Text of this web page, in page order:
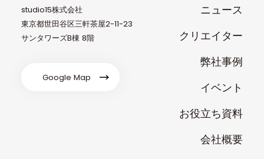
studio15株式会社
東京都世田谷区三軒茶屋2-11-23
サンタワーズB棟 8階
Google Map
ニュース
クリエイター
弊社事例
イベント
お役立ち資料
会社概要